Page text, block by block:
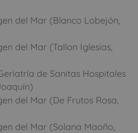
del Mar (Blanco Lobejón,
del Mar (Tallon Iglesias,
de Sanitas Hospitales
del Mar (De Frutos Rosa,
del Mar (Solana Maoño,